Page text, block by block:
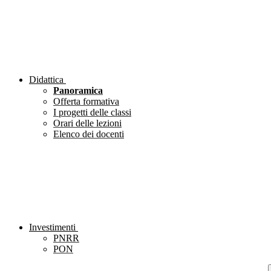
Didattica
Panoramica
Offerta formativa
I progetti delle classi
Orari delle lezioni
Elenco dei docenti
Investimenti
PNRR
PON